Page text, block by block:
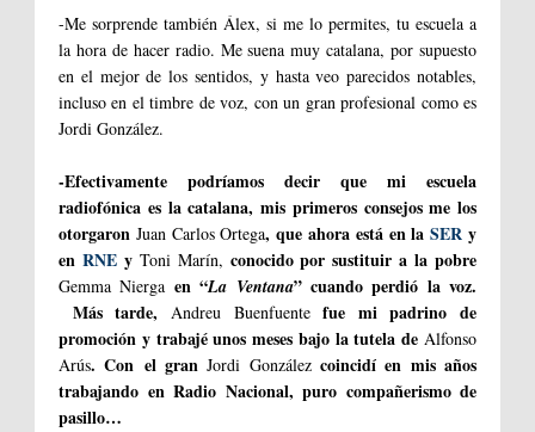
-Me sorprende también Álex, si me lo permites, tu escuela a
la hora de hacer radio. Me suena muy catalana, por supuesto
en el mejor de los sentidos, y hasta veo parecidos notables,
incluso en el timbre de voz, con un gran profesional como es
Jordi González.
-Efectivamente podríamos decir que mi escuela
radiofónica es la catalana, mis primeros consejos me los
otorgaron Juan Carlos Ortega, que ahora está en laSER y
en RNEy Toni Marín, conocido por sustituir a la pobre
Gemma Nierga en “La Ventana” cuando perdió la voz.
Más tarde, Andreu Buenfuentefue mi padrino de
promoción y trabajé unos meses bajo la tutela de Alfonso
Arús. Con el granJordi Gonzálezcoincidí en mis años
trabajando en Radio Nacional, puro compañerismo de
pasillo…